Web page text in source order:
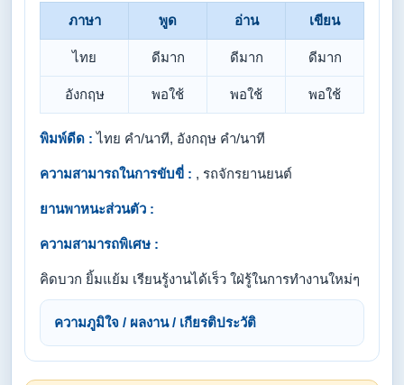
ภาษา พูด อ่าน เขียน
ไทย ดีมาก ดีมาก ดีมาก
อังกฤษ พอใช้ พอใช้ พอใช้
พิมพ์ดีด : ไทย คำ/นาที, อังกฤษ คำ/นาที
ความสามารถในการขับขี่ : , รถจักรยานยนต์
ยานพาหนะส่วนตัว :
ความสามารถพิเศษ :
คิดบวก ยิ้มแย้ม เรียนรู้งานได้เร็ว ใฝ่รู้ในการทำงานใหม่ๆ
ความภูมิใจ / ผลงาน / เกียรติประวัติ